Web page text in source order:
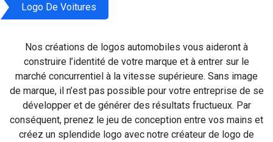
Logo De Voitures
Nos créations de logos automobiles vous aideront à
construire l’identité de votre marque et à entrer sur le
marché concurrentiel à la vitesse supérieure. Sans image
de marque, il n’est pas possible pour votre entreprise de se
développer et de générer des résultats fructueux. Par
conséquent, prenez le jeu de conception entre vos mains et
créez un splendide logo avec notre créateur de logo de